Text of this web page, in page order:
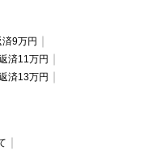
9万円
済11万円
済13万円